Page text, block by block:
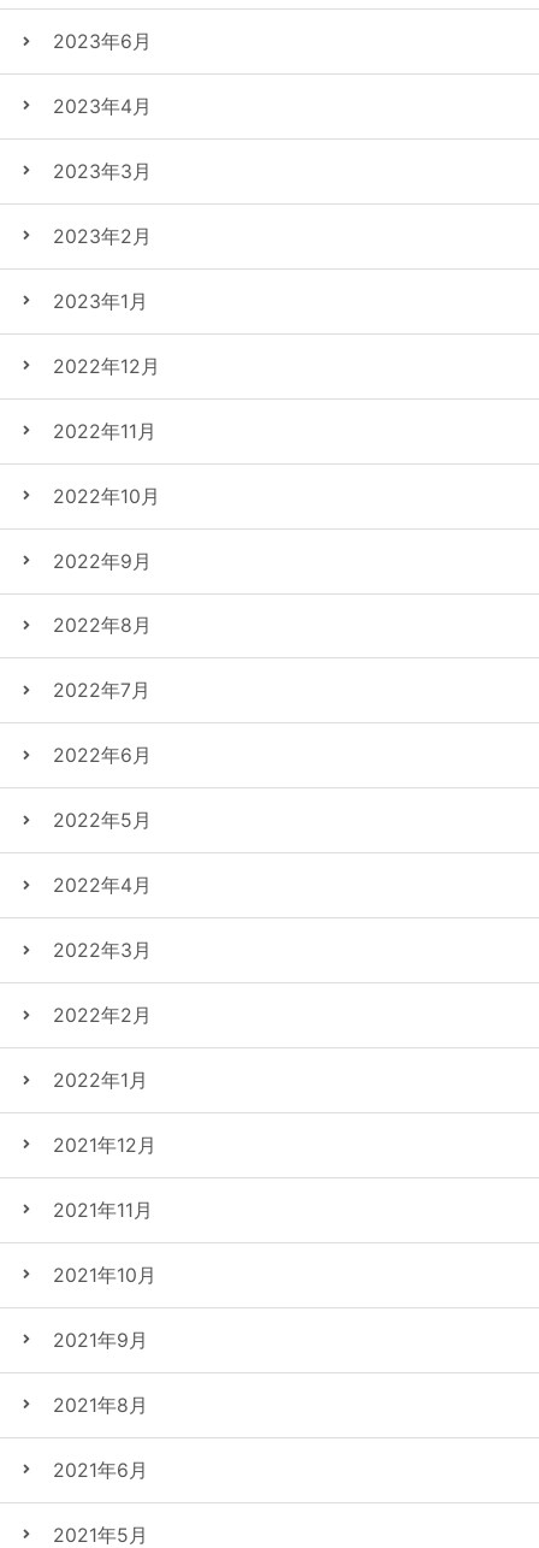
2023年6月
2023年4月
2023年3月
2023年2月
2023年1月
2022年12月
2022年11月
2022年10月
2022年9月
2022年8月
2022年7月
2022年6月
2022年5月
2022年4月
2022年3月
2022年2月
2022年1月
2021年12月
2021年11月
2021年10月
2021年9月
2021年8月
2021年6月
2021年5月